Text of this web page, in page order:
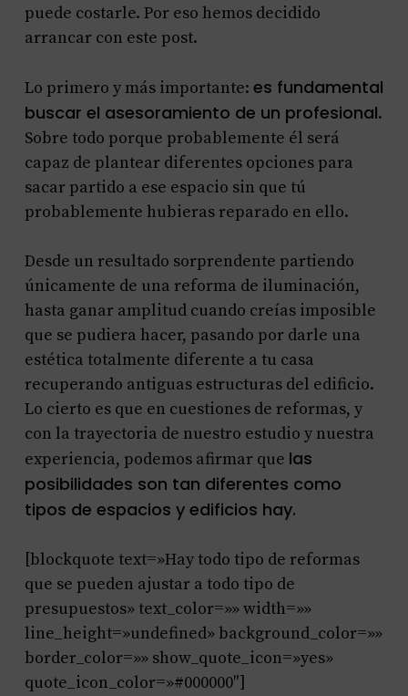
puede costarle. Por eso hemos decidido
arrancar con este post.
Lo primero y más importante: es fundamental
buscar el asesoramiento de un profesional.
Sobre todo porque probablemente él será
capaz de plantear diferentes opciones para
sacar partido a ese espacio sin que tú
probablemente hubieras reparado en ello.
Desde un resultado sorprendente partiendo
únicamente de una reforma de iluminación,
hasta ganar amplitud cuando creías imposible
que se pudiera hacer, pasando por darle una
estética totalmente diferente a tu casa
recuperando antiguas estructuras del edificio.
Lo cierto es que en cuestiones de reformas, y
con la trayectoria de nuestro estudio y nuestra
experiencia, podemos afirmar que las
posibilidades son tan diferentes como
tipos de espacios y edificios hay.
[blockquote text=»Hay todo tipo de reformas
que se pueden ajustar a todo tipo de
presupuestos» text_color=»» width=»»
line_height=»undefined» background_color=»»
border_color=»» show_quote_icon=»yes»
quote_icon_color=»#000000″]